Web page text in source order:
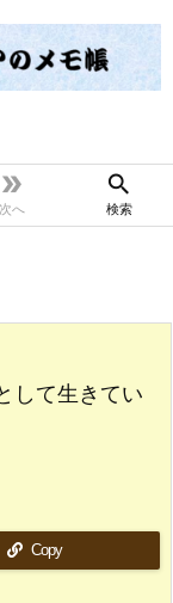

次へ

検索
して生きてい
Copy